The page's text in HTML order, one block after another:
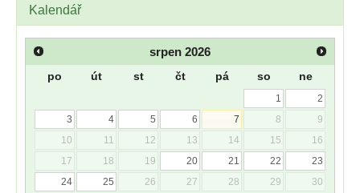
Kalendář
srpen 2026
po út st čt pá so ne
1
2
3
4 5 6 7 8
9
10
11 12 13 14 15
16
17
18 19 20 21 22
23
24
25 26 27 28 29
30